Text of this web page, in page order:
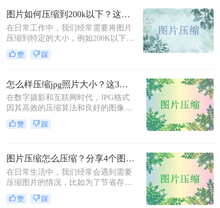
缩，同时保持较高的图片质量。
图片如何压缩到200k以下？这三种方法简单又高效！
在日常工作中，我们经常需要将图片
压缩到特定的大小，例如200K以下，
以满足电子邮件附件、网站上传或社
交媒体分享的要求。那么图片如何压
图片压缩到200K以下的有效方法，帮
助您轻松完成图片压缩，同时保持较
高的图片质量。
赞 踩
怎么样压缩jpg照片大小？这3种图片压缩方法一定要会！
在数字摄影和互联网时代，JPG格式
因其高效的压缩算法和良好的图像质
量而广受欢迎。然而，有时JPG照片
的大小可能过大，不便于分享、上传
小的方法，旨在帮助用户根据实际需
求选择合适的压缩方式。
赞 踩
图片压缩怎么压缩？分享4个图片压缩方法！
在日常生活中，我们经常会遇到需要
压缩图片的情况，比如为了节省存储
空间、加快网页加载速度或减少文件
传输时间。那么图片压缩怎么压缩
赞 踩